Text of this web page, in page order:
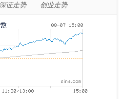
深证走势 创业走势